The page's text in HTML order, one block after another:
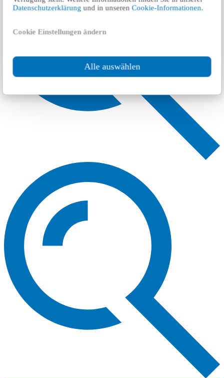
Datenschutzerklärung und in unserenCookie-Informationen.
Cookie Einstellungen ändern
Alle auswählen